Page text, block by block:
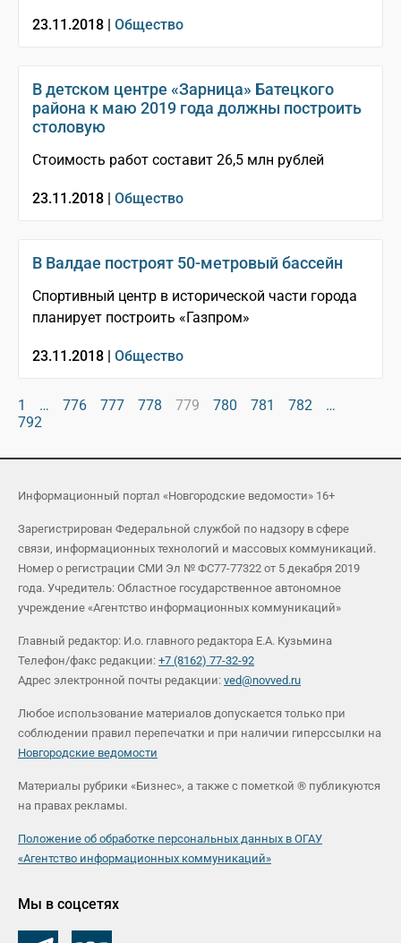
23.11.2018 | Общество
В детском центре «Зарница» Батецкого
района к маю 2019 года должны построить
столовую
Стоимость работ составит 26,5 млн рублей
23.11.2018 | Общество
В Валдае построят 50-метровый бассейн
Спортивный центр в исторической части города
планирует построить «Газпром»
23.11.2018 | Общество
1 … 776 777 778 779 780 781 782
…
792
Информационный портал «Новгородские ведомости» 16+
Зарегистрирован Федеральной службой по надзору в сфере
связи, информационных технологий и массовых коммуникаций.
Номер о регистрации СМИ Эл № ФС77-77322 от 5 декабря 2019
года. Учредитель: Областное государственное автономное
учреждение «Агентство информационных коммуникаций»
Главный редактор: И.о. главного редактора Е.А. Кузьмина
Телефон/факс редакции: +7 (8162) 77-32-92
Адрес электронной почты редакции: ved@novved.ru
Любое использование материалов допускается только при
соблюдении правил перепечатки и при наличии гиперссылки на
Новгородские ведомости
Материалы рубрики «Бизнес», а также с пометкой ® публикуются
на правах рекламы.
Положение об обработке персональных данных в ОГАУ
«Агентство информационных коммуникаций»
Мы в соцсетях